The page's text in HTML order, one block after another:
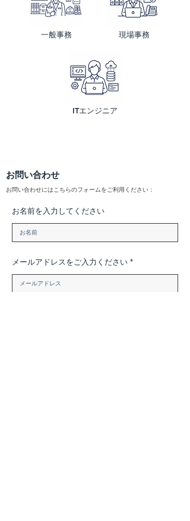
​一般事務 ​現場事務
ITエンジニア
お問い合わせ
お問い合わせにはこちらのフォームをご利用ください：
お名前を入力してください
メールアドレスをご入力ください